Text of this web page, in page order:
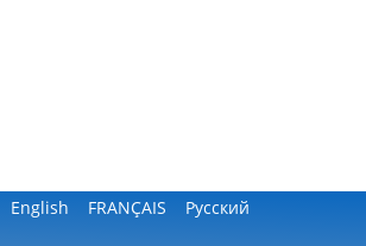
English FRANÇAIS Русский